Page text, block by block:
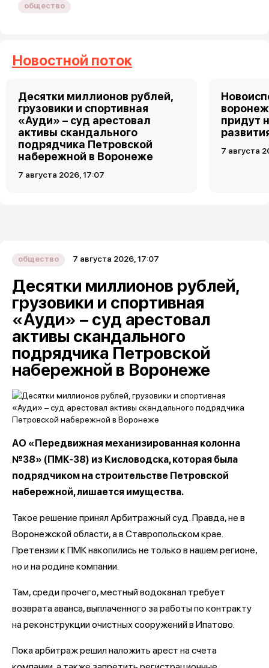
общество
Новостной поток
Десятки миллионов рублей,
грузовики и спортивная
«Ауди» – суд арестовал
активы скандального
подрядчика Петровской
набережной в Воронеже
7 августа 2026, 17:07
придут
7 августа
общество 7 августа 2026, 17:07
Десятки миллионов рублей,
грузовики и спортивная
«Ауди» – суд арестовал
активы скандального
подрядчика Петровской
набережной в Воронеже
АО «Передвижная механизированная колонна
№38» (ПМК-38) из Кисловодска, которая была
подрядчиком на строительстве Петровской
набережной, лишается имущества.
Такое решение принял Арбитражный суд. Правда, не в
Воронежской области, а в Ставропольском крае.
Претензии к ПМК накопились не только в нашем регионе,
но и на родине компании.
Там, среди прочего, местный водоканал требует
возврата аванса, выплаченного за работы по контракту
на реконструкции очистных сооружений в Ипатово.
Пока арбитраж решил наложить арест на счета